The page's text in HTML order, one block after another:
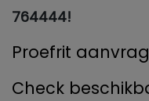
764444!
Proefrit
Check